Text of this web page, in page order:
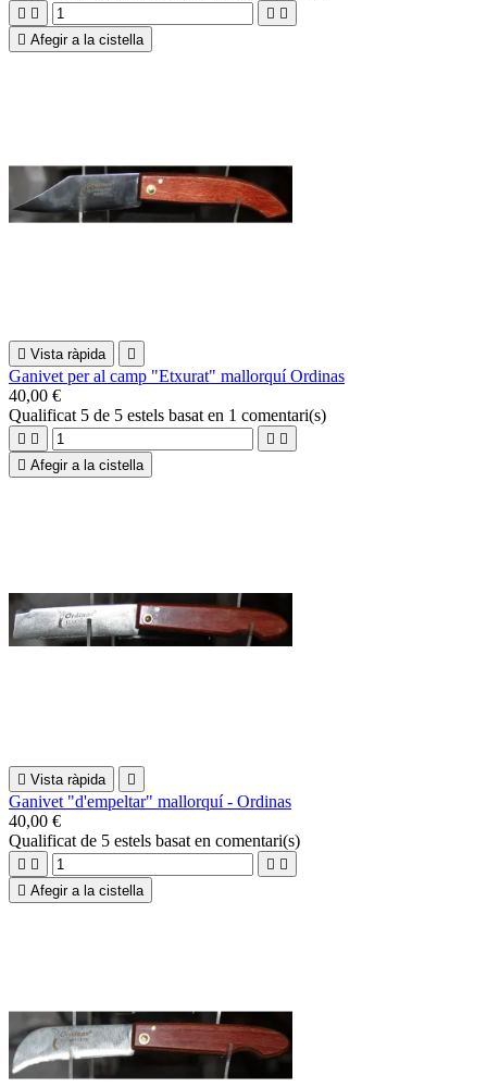
   
 Afegir a la cistella
 Vista ràpida 
Ganivet per al camp "Etxurat" mallorquí Ordinas
40,00 €
Qualificat 5 de 5 estels basat en 1 comentari(s)
   
 Afegir a la cistella
 Vista ràpida 
Ganivet "d'empeltar" mallorquí - Ordinas
40,00 €
Qualificat de 5 estels basat en comentari(s)
   
 Afegir a la cistella